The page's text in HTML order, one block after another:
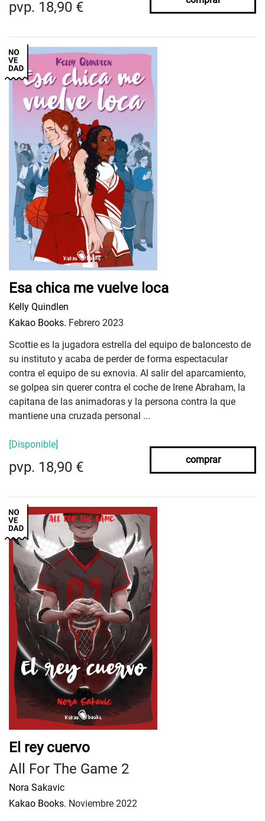
pvp. 18,90 €
Esa chica me vuelve loca
Kelly Quindlen
Kakao Books. Febrero 2023
Scottie es la jugadora estrella del equipo de baloncesto de
su instituto y acaba de perder de forma espectacular
contra el equipo de su exnovia. Al salir del aparcamiento,
se golpea sin querer contra el coche de Irene Abraham, la
capitana de las animadoras y la persona contra la que
mantiene una cruzada personal ...
[Disponible]
pvp. 18,90 € comprar
El rey cuervo
All For The Game 2
Nora Sakavic
Kakao Books. Noviembre 2022